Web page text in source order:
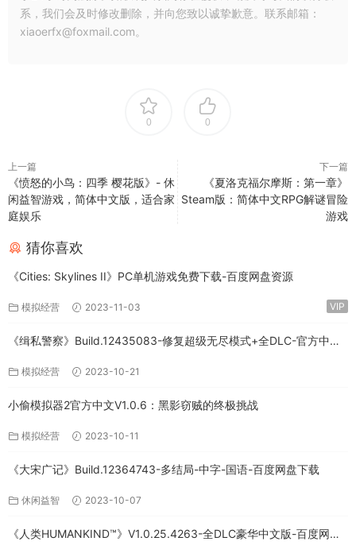
系，我们会及时修改删除，并向您致以诚挚歉意。联系邮箱：
xiaoerfx@foxmail.com。
0 0
上一篇
《愤怒的小鸟：四季 樱花版》- 休
闲益智游戏，简体中文版，适合家
庭娱乐
下一篇
《夏洛克福尔摩斯：第一章》
Steam版：简体中文RPG解谜冒险
游戏
猜你喜欢
《Cities: Skylines II》PC单机游戏免费下载-百度网盘资源
模拟经营 2023-11-03 VIP
《缉私警察》Build.12435083-修复超级无尽模式+全DLC-官方中文-
模拟经营 2023-10-21
小偷模拟器2官方中文V1.0.6：黑影窃贼的终极挑战
模拟经营 2023-10-11
《大宋广记》Build.12364743-多结局-中字-国语-百度网盘下载
休闲益智 2023-10-07
《人类HUMANKIND™》V1.0.25.4263-全DLC豪华中文版-百度网盘